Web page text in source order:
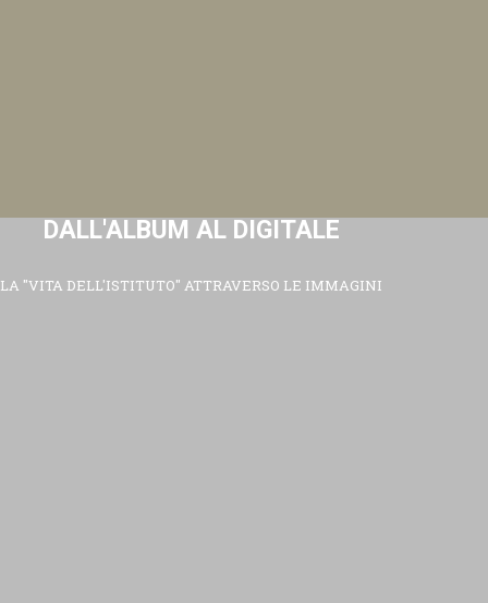
DALL'ALBUM AL DIGITALE
LA "VITA DELL'ISTITUTO" ATTRAVERSO LE IMMAGINI